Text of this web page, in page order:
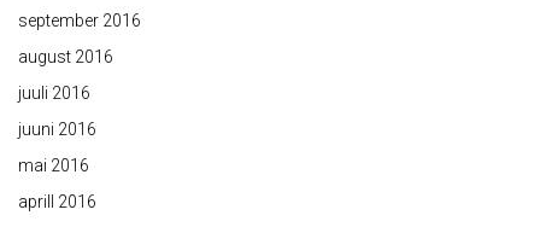
september 2016
august 2016
juuli 2016
juuni 2016
mai 2016
aprill 2016